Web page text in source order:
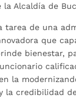
la Alcaldía de
tarea de una
que
bienestar,
la
la credibilidad